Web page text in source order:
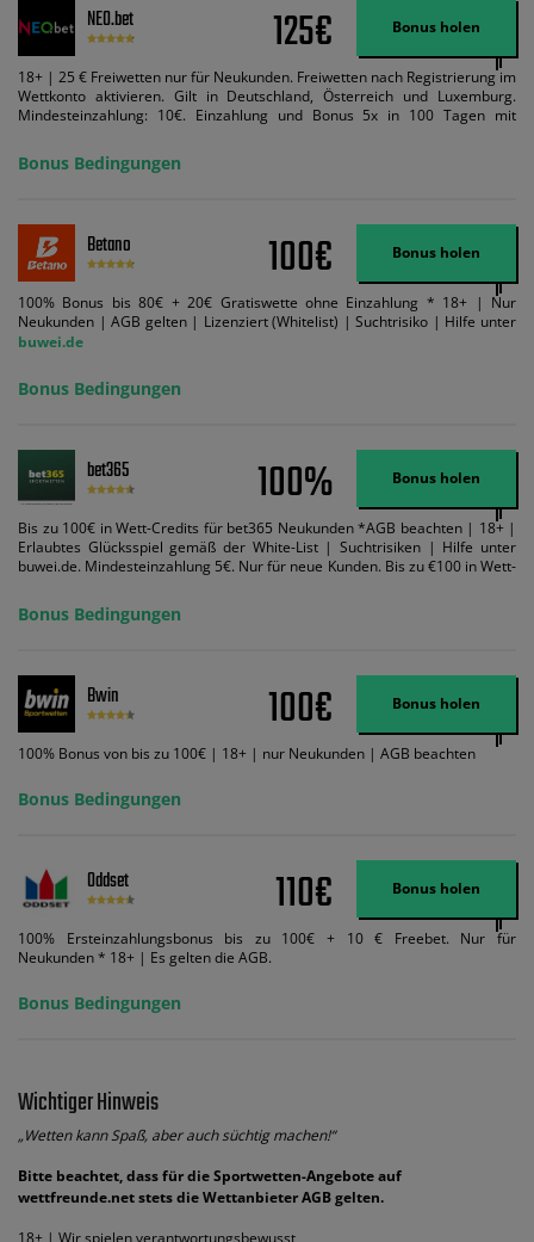
NEO.bet 125€ Bonus holen
18+ | 25 € Freiwetten nur für Neukunden. Freiwetten nach Registrierung im
Wettkonto aktivieren. Gilt in Deutschland, Österreich und Luxemburg.
Mindesteinzahlung: 10€. Einzahlung und Bonus 5x in 100 Tagen mit
Bedingungen können geändert werden. AGB gelten. Lizenziert; Hilfe bei
Suchtrisiken: buwei.de.
Bonus Bedingungen
Betano 100€ Bonus holen
100% Bonus bis 80€ + 20€ Gratiswette ohne Einzahlung * 18+ | Nur
Neukunden | AGB gelten | Lizenziert (Whitelist) | Suchtrisiko | Hilfe unter
buwei.de
Bonus Bedingungen
bet365 100% Bonus holen
Bis zu 100€ in Wett-Credits für bet365 Neukunden *AGB beachten | 18+ |
Erlaubtes Glücksspiel gemäß der White-List | Suchtrisiken | Hilfe unter
buwei.de. Mindesteinzahlung 5€. Nur für neue Kunden. Bis zu €100 in Wett-
ein und wir geben Ihnen die entsprechende qualifizierende Einzahlung in
Wett-Credits, wenn Sie qualifizierende Wetten im gleichen Wert platzieren
Wett-Credits aus. Es gelten die AGB, Zeitlimits und Ausnahmen. Der Bonus-
Code VIPANGEBOT kann während der Anmeldung benutzt werden, jedoch
ändert dies den Angebotsbetrag in keinster Weise.
Bonus Bedingungen
Bwin 100€ Bonus holen
100% Bonus von bis zu 100€ | 18+ | nur Neukunden | AGB beachten
Bonus Bedingungen
Oddset 110€ Bonus holen
100% Ersteinzahlungsbonus bis zu 100€ + 10 € Freebet. Nur für
Neukunden * 18+ | Es gelten die AGB.
Bonus Bedingungen
Wichtiger Hinweis
„Wetten kann Spaß, aber auch süchtig machen!“
Bitte beachtet, dass für die Sportwetten-Angebote auf
wettfreunde.net stets die Wettanbieter AGB gelten.
18+ | Wir spielen verantwortungsbewusst